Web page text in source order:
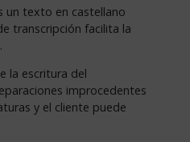
un texto en castellano
transcripción facilita la
la escritura del
improcedentes
y el cliente puede